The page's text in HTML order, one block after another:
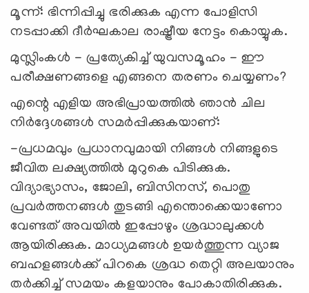
മൂന്ന്: ഭിന്നിപ്പിച്ചു ഭരിക്കുക എന്ന പോളിസി
നടപ്പാക്കി ദീര്‍ഘകാല രാഷ്ട്രീയ നേട്ടം കൊയ്യുക.
മുസ്ലിംകള്‍ - പ്രത്യേകിച്ച് യുവസമൂഹം - ഈ
പരീക്ഷണങ്ങളെ എങ്ങനെ തരണം ചെയ്യണം?
എന്റെ എളിയ അഭിപ്രായത്തില്‍ ഞാന്‍ ചില
നിര്‍ദ്ദേശങ്ങള്‍ സമര്‍പ്പിക്കുകയാണ്:
-പ്രധമവും പ്രധാനവുമായി നിങ്ങള്‍ നിങ്ങളുടെ
ജീവിത ലക്ഷ്യത്തില്‍ മുറുകെ പിടിക്കുക.
വിദ്യാഭ്യാസം, ജോലി, ബിസിനസ്, പൊതു
പ്രവര്‍ത്തനങ്ങള്‍ തുടങ്ങി എന്തൊക്കെയാണോ
വേണ്ടത് അവയില്‍ ഇപ്പോഴും ശ്രദ്ധാലുക്കള്‍
ആയിരിക്കുക. മാധ്യമങ്ങള്‍ ഉയര്‍ത്തുന്ന വ്യാജ
ബഹളങ്ങള്‍ക്ക് പിറകെ ശ്രദ്ധ തെറ്റി അലയാനും
തര്‍ക്കിച്ച് സമയം കളയാനും പോകാതിരിക്കുക.